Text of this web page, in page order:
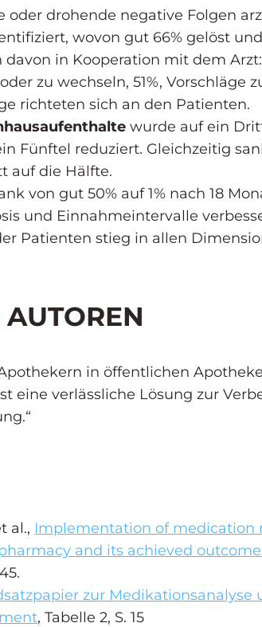
oder drohende negative Folgen
wovon gut 66% gelöst
in Kooperation mit dem
zu wechseln, 51%, Vorschläge
richteten sich an den Patienten.
wurde auf ein
Fünftel reduziert. Gleichzeitig
auf die Hälfte.
von gut 50% auf 1% nach 18
und Einnahmeintervalle
Patienten stieg in allen
in öffentlichen
eine verlässliche Lösung zur
al., Implementation of medication
and its achieved
zur Medikationsanalyse
, Tabelle 2, S. 15